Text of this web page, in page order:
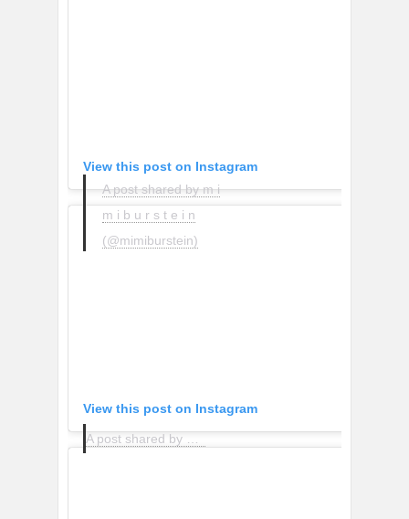
View this post on Instagram
A post shared by m i
m i b u r s t e i n
(@mimiburstein)
View this post on Instagram